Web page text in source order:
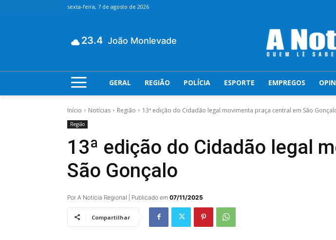
sexta-feira, 7 de agosto de 2026
23.4 João Monlevade
GERAL REGIÃO POLÍCIA ESPORTE EMPREGOS
Início Notícias Região 13ª edição do Cidadão legal movimenta praça central em São
Região
13ª edição do Cidadão legal
São Gonçalo
Por A Notícia Regional | Publicado em 07/11/2025
Compartilhar